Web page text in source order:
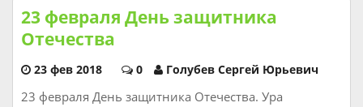
23 февраля День защитника
Отечества
23 фев 2018 0 Голубев Сергей Юрьевич
23 февраля День защитника Отечества. Ура